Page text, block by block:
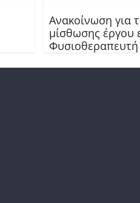
Ανακοίνωση για
μίσθωσης έργου
Φυσιοθεραπευτή